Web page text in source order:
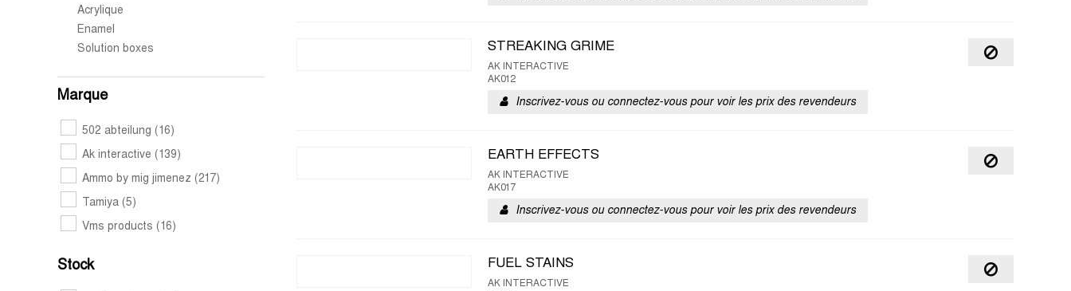
Acrylique
Enamel
Solution boxes
Marque
502 abteilung (16)
Ak interactive (139)
Ammo by mig jimenez (217)
Tamiya (5)
Vms products (16)
Stock
STREAKING GRIME
AK INTERACTIVE
AK012
Inscrivez-vous ou connectez-vous pour voir les prix des revendeurs
EARTH EFFECTS
AK INTERACTIVE
AK017
Inscrivez-vous ou connectez-vous pour voir les prix des revendeurs
FUEL STAINS
AK INTERACTIVE